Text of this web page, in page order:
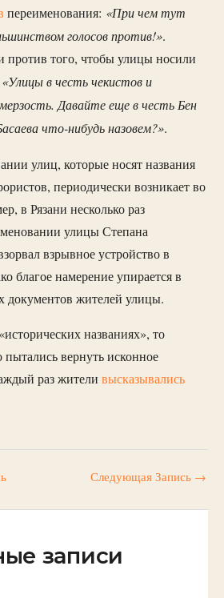
переименования: «При чем тут
голосов против!».
против того, чтобы улицы носили
«Улицы в честь чекистов и
Давайте еще в честь Бен
что-нибудь назовем?».
улиц, которые носят названия
периодически возникает во
в Рязани несколько раз
улицы Степана
взрывное устройство в
благое намерение упирается в
документов жителей улицы.
названиях», то
вернуть исконное
раз жители высказывались
Следующая Запись →
записи